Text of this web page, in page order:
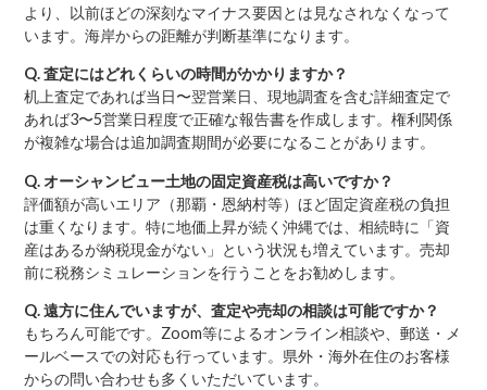
より、以前ほどの深刻なマイナス要因とは見なされなくなって
います。海岸からの距離が判断基準になります。
Q. 査定にはどれくらいの時間がかかりますか？
机上査定であれば当日〜翌営業日、現地調査を含む詳細査定で
あれば3〜5営業日程度で正確な報告書を作成します。権利関係
が複雑な場合は追加調査期間が必要になることがあります。
Q. オーシャンビュー土地の固定資産税は高いですか？
評価額が高いエリア（那覇・恩納村等）ほど固定資産税の負担
は重くなります。特に地価上昇が続く沖縄では、相続時に「資
産はあるが納税現金がない」という状況も増えています。売却
前に税務シミュレーションを行うことをお勧めします。
Q. 遠方に住んでいますが、査定や売却の相談は可能ですか？
もちろん可能です。Zoom等によるオンライン相談や、郵送・メ
ールベースでの対応も行っています。県外・海外在住のお客様
からの問い合わせも多くいただいています。